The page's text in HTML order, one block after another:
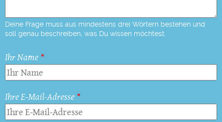
Deine Frage muss aus mindestens drei Wörtern bestehen und
soll genau beschreiben, was Du wissen möchtest.
Ihr Name
Ihre E-Mail-Adresse